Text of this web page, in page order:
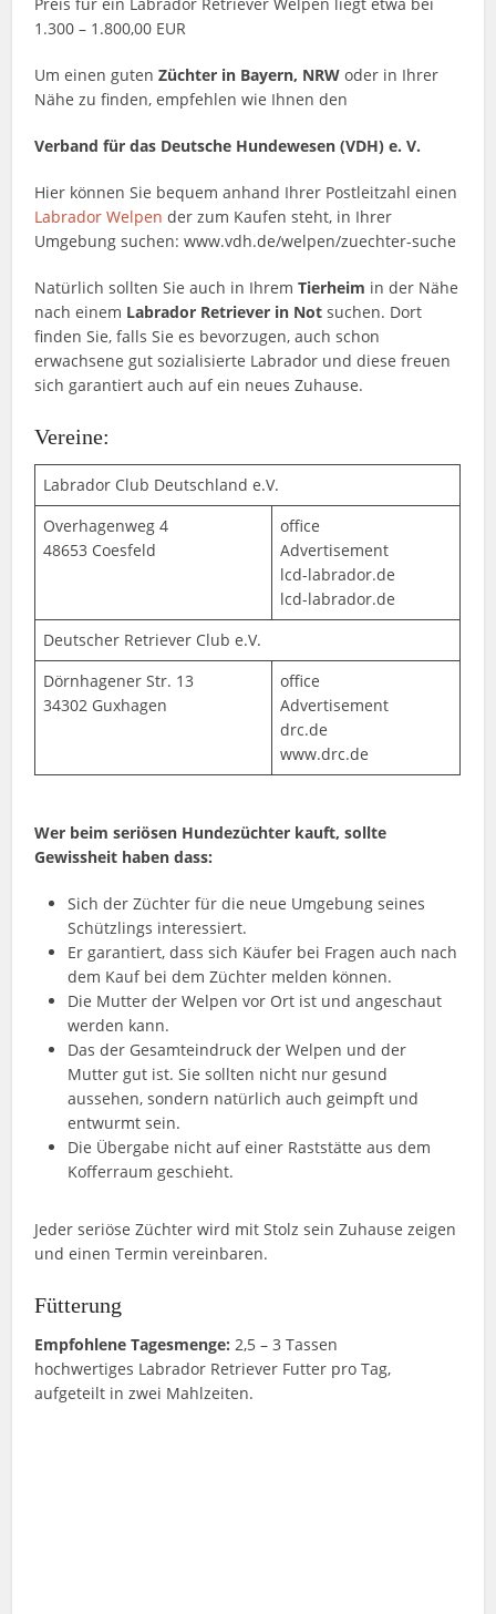
1.300 – 1.800,00 EUR
Um einen gutenZüchter in Bayern, NRW oder in Ihrer
Nähe zu finden, empfehlen wie Ihnen den
Verband für das Deutsche Hundewesen (VDH) e. V.
Hier können Sie bequem anhand Ihrer Postleitzahl einen
Labrador Welpen der zum Kaufen steht, in Ihrer
Umgebung suchen: www.vdh.de/welpen/zuechter-suche
Natürlich sollten Sie auch in IhremTierheim in der Nähe
nach einem Labrador Retriever in Not suchen. Dort
finden Sie, falls Sie es bevorzugen, auch schon
erwachsene gut sozialisierte Labrador und diese freuen
sich garantiert auch auf ein neues Zuhause.
Vereine:
Labrador Club Deutschland e.V.
Overhagenweg 4
48653 Coesfeld
office
Advertisement
lcd-labrador.de
lcd-labrador.de
Deutscher Retriever Club e.V.
Dörnhagener Str. 13
34302 Guxhagen
office
Advertisement
drc.de
www.drc.de
Wer beim seriösen Hundezüchter kauft, sollte
Gewissheit haben dass:
Sich der Züchter für die neue Umgebung seines
Schützlings interessiert.
Er garantiert, dass sich Käufer bei Fragen auch nach
dem Kauf bei dem Züchter melden können.
Die Mutter der Welpen vor Ort ist und angeschaut
werden kann.
Das der Gesamteindruck der Welpen und der
Mutter gut ist. Sie sollten nicht nur gesund
aussehen, sondern natürlich auch geimpft und
entwurmt sein.
Die Übergabe nicht auf einer Raststätte aus dem
Kofferraum geschieht.
Jeder seriöse Züchter wird mit Stolz sein Zuhause zeigen
und einen Termin vereinbaren.
Fütterung
Empfohlene Tagesmenge: 2,5 – 3 Tassen
hochwertiges Labrador Retriever Futter pro Tag,
aufgeteilt in zwei Mahlzeiten.